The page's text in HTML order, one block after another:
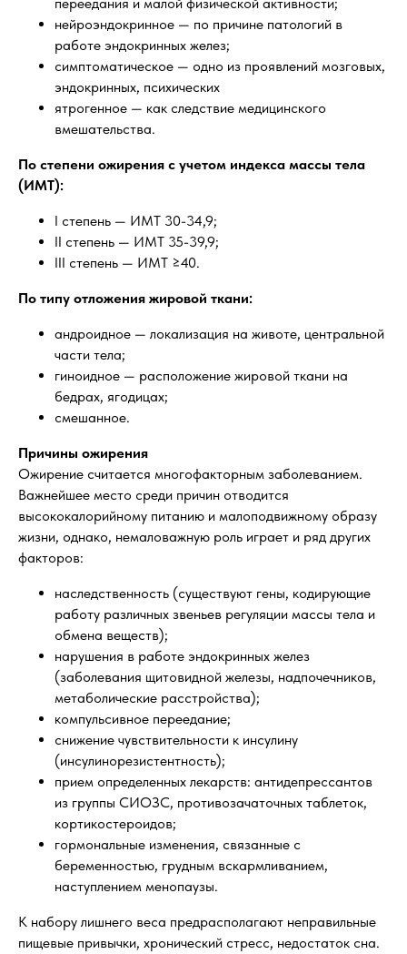
нейроэндокринное — по причине патологий в
работе эндокринных желез;
симптоматическое — одно из проявлений мозговых,
эндокринных, психических
ятрогенное — как следствие медицинского
вмешательства.
По степени ожирения с учетом индекса массы тела
(ИМТ):
I степень — ИМТ 30-34,9;
II степень — ИМТ 35-39,9;
III степень — ИМТ ≥40.
По типу отложения жировой ткани:
андроидное — локализация на животе, центральной
части тела;
гиноидное — расположение жировой ткани на
бедрах, ягодицах;
смешанное.
Причины ожирения
Ожирение считается многофакторным заболеванием.
Важнейшее место среди причин отводится
высококалорийному питанию и малоподвижному образу
жизни, однако, немаловажную роль играет и ряд других
факторов:
наследственность (существуют гены, кодирующие
работу различных звеньев регуляции массы тела и
обмена веществ);
нарушения в работе эндокринных желез
(заболевания щитовидной железы, надпочечников,
метаболические расстройства);
компульсивное переедание;
снижение чувствительности к инсулину
(инсулинорезистентность);
прием определенных лекарств: антидепрессантов
из группы СИОЗС, противозачаточных таблеток,
кортикостероидов;
гормональные изменения, связанные с
беременностью, грудным вскармливанием,
наступлением менопаузы.
К набору лишнего веса предрасполагают неправильные
пищевые привычки, хронический стресс, недостаток сна.